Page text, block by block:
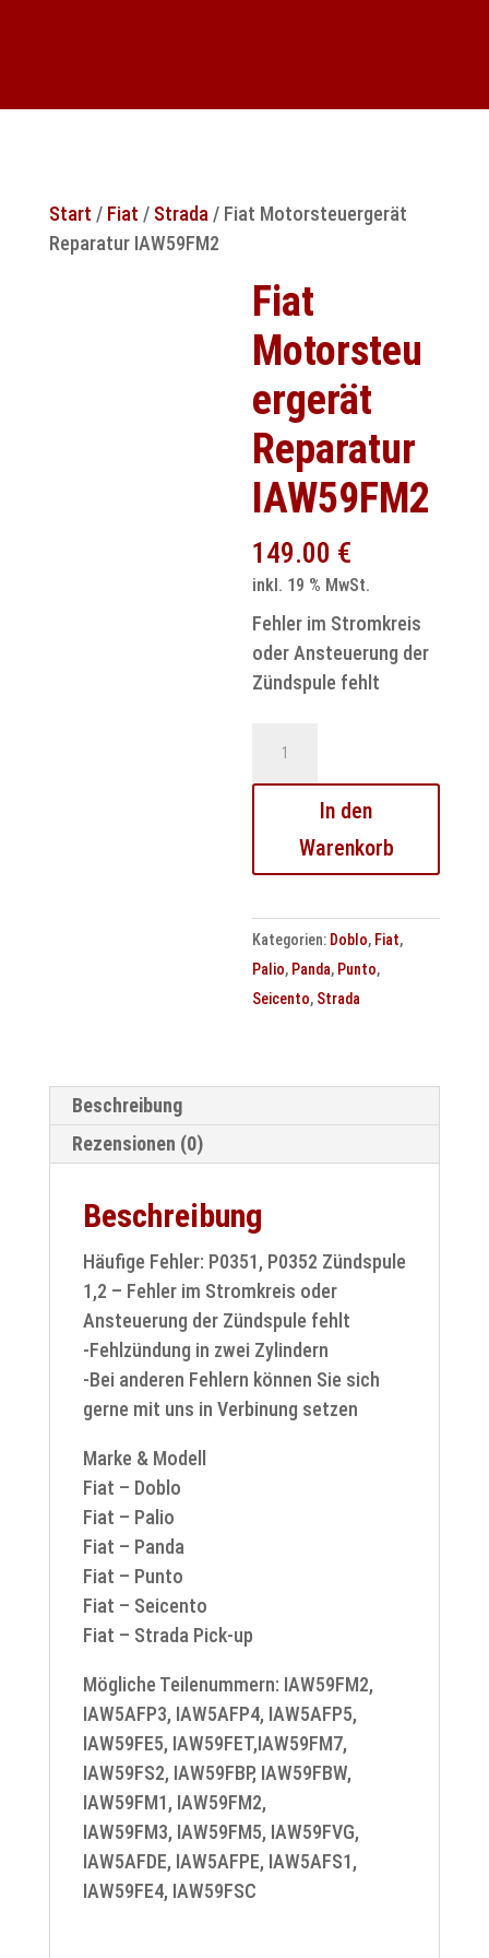
Start / Fiat / Strada / Fiat Motorsteuergerät
Reparatur IAW59FM2
Fiat
Motorsteu
ergerät
Reparatur
IAW59FM2
149.00 €
inkl. 19 % MwSt.
Fehler im Stromkreis
oder Ansteuerung der
Zündspule fehlt
IAW59FM2
Menge
In den
Warenkorb
Kategorien: Doblo, Fiat,
Palio, Panda, Punto,
Seicento, Strada
Beschreibung
Rezensionen (0)
Beschreibung
Häufige Fehler: P0351, P0352 Zündspule
1,2 – Fehler im Stromkreis oder
Ansteuerung der Zündspule fehlt
-Fehlzündung in zwei Zylindern
-Bei anderen Fehlern können Sie sich
gerne mit uns in Verbinung setzen
Marke & Modell
Fiat – Doblo
Fiat – Palio
Fiat – Panda
Fiat – Punto
Fiat – Seicento
Fiat – Strada Pick-up
Mögliche Teilenummern: IAW59FM2,
IAW5AFP3, IAW5AFP4, IAW5AFP5,
IAW59FE5, IAW59FET,IAW59FM7,
IAW59FS2, IAW59FBP, IAW59FBW,
IAW59FM1, IAW59FM2,
IAW59FM3, IAW59FM5, IAW59FVG,
IAW5AFDE, IAW5AFPE, IAW5AFS1,
IAW59FE4, IAW59FSC